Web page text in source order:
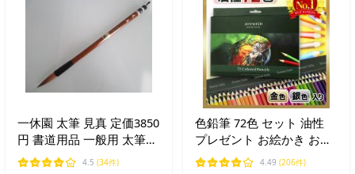
一休園 太筆 見真 定価3850
円 書道用品 一般用 太筆
熊野筆 鼬毛 馬毛 書道筆
4.5 (34件)
色鉛筆 72色 セット 油性
プレゼント お絵かき おす
すめ 大人の塗り絵 おとな
4.49 (206件)